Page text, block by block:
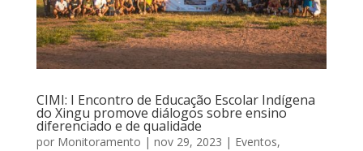
CIMI: I Encontro de Educação Escolar Indígena
do Xingu promove diálogos sobre ensino
diferenciado e de qualidade
por Monitoramento | nov 29, 2023 | Eventos,